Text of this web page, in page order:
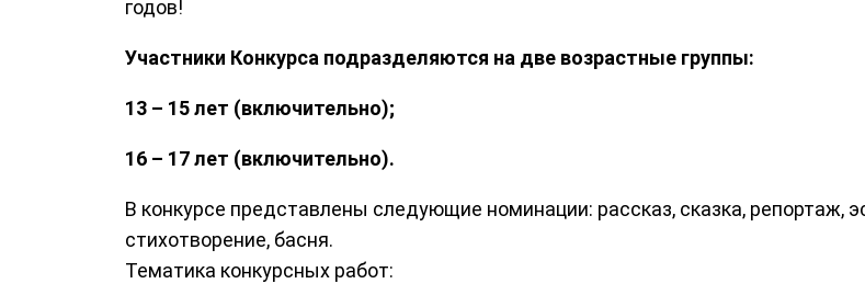
годов!
Участники Конкурса подразделяются на две возрастные группы:
13 – 15 лет (включительно);
16 – 17 лет (включительно).
В конкурсе представлены следующие номинации: рассказ, сказка, репортаж,
стихотворение, басня.
Тематика конкурсных работ: